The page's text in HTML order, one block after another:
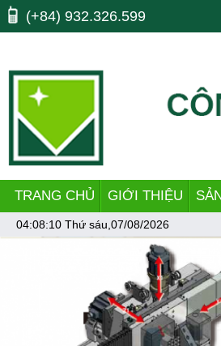
Máy công cụ, may cong cu, CNC, máy
bending, lò xo, nhiet luyen, quenching,
(+84) 932.326.599
TRANG CHỦ GIỚI THIỆU
04:08:10 Thứ sáu,07/08/2026